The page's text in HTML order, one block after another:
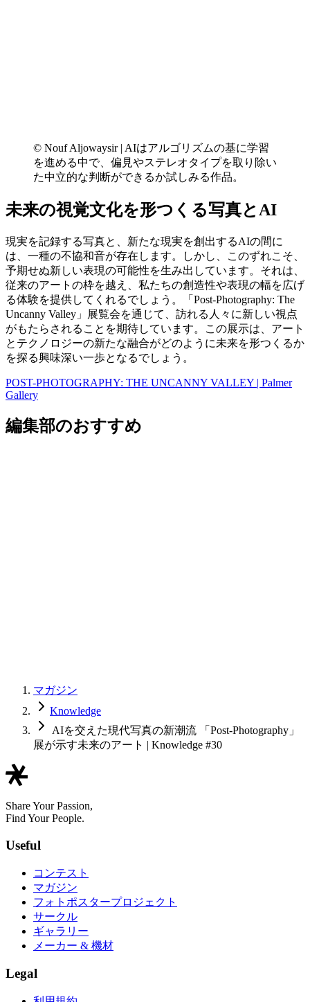
© Nouf Aljowaysir | AIはアルゴリズムの基に学習
を進める中で、偏見やステレオタイプを取り除い
た中立的な判断ができるか試しみる作品。
未来の視覚文化を形つくる写真とAI
現実を記録する写真と、新たな現実を創出するAIの間に
は、一種の不協和音が存在します。しかし、このずれこそ、
予期せぬ新しい表現の可能性を生み出しています。それは、
従来のアートの枠を越え、私たちの創造性や表現の幅を広げ
る体験を提供してくれるでしょう。「Post-Photography: The
Uncanny Valley」展覧会を通じて、訪れる人々に新しい視点
がもたらされることを期待しています。この展示は、アート
とテクノロジーの新たな融合がどのように未来を形つくるか
を探る興味深い一歩となるでしょう。
POST-PHOTOGRAPHY: THE UNCANNY VALLEY | Palmer
Gallery
編集部のおすすめ
マガジン
Knowledge
AIを交えた現代写真の新潮流 「Post-Photography」
展が示す未来のアート | Knowledge #30
Share Your Passion,
Find Your People.
Useful
コンテスト
マガジン
フォトポスタープロジェクト
サークル
ギャラリー
メーカー & 機材
Legal